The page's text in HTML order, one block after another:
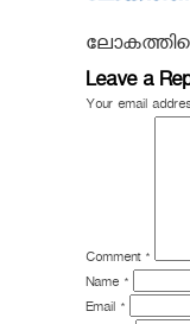
Leave a
Your email
Comment *
Name *
Email *